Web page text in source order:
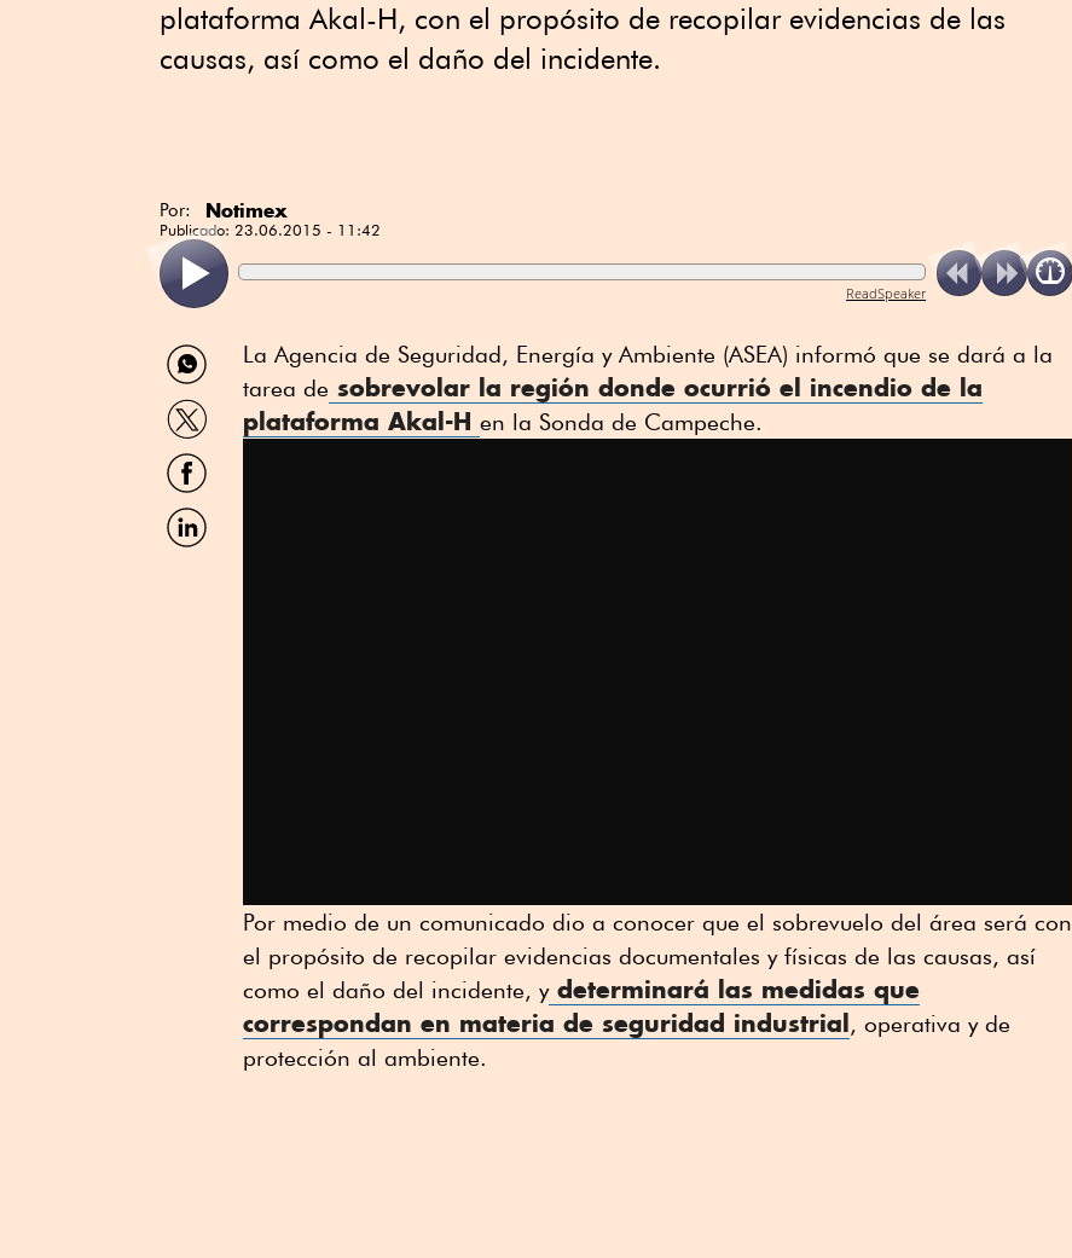
plataforma Akal-H, con el propósito de recopilar evidencias de las
causas, así como el daño del incidente.
Por: Notimex
Publicado: 23.06.2015 - 11:42
ReadSpeaker
Compartir
por
WhatsApp
Compartir
por
Twitter
Compartir
por
Facebook
Compartir
por
La Agencia de Seguridad, Energía y Ambiente (ASEA) informó que se dará a la
tarea de sobrevolar la región donde ocurrió el incendio de la
plataforma Akal-H en la Sonda de Campeche.
Por medio de un comunicado dio a conocer que el sobrevuelo del área será con
el propósito de recopilar evidencias documentales y físicas de las causas, así
como el daño del incidente, ydeterminará las medidas que
correspondan en materia de seguridad industrial, operativa y de
protección al ambiente.